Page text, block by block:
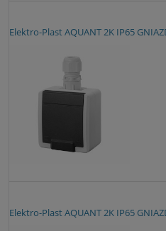
Elektro-Plast AQUANT 2K IP65
Elektro-Plast AQUANT 2K IP65